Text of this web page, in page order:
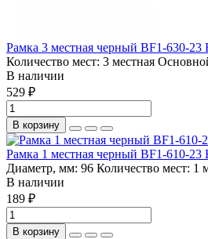
Рамка 3 местная черный BF1-630-
Количество мест: 3 местная
В наличии
529 ₽
В корзину
Рамка 1 местная черный BF1-610-
Диаметр, мм: 96 Количество мест: 1
В наличии
189 ₽
В корзину